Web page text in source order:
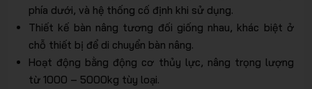
phía dưới, và hệ thống cố định khi sử dụng.
Thiết kế bàn nâng tương đối giống nhau, khác biệt ở
chỗ thiết bị để di chuyển bàn nâng.
Hoạt động bằng động cơ thủy lực, nâng trọng lượng
từ 1000 – 5000kg tùy loại.